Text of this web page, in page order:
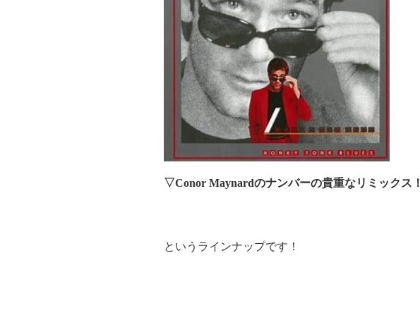
▽Conor Maynardのナンバーの貴重なリミックス！
というラインナップです！